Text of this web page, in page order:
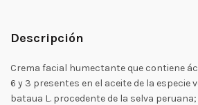
Descripción
Crema facial humectante que contiene
6 y 3 presentes en el aceite de la especie
bataua L. procedente de la selva